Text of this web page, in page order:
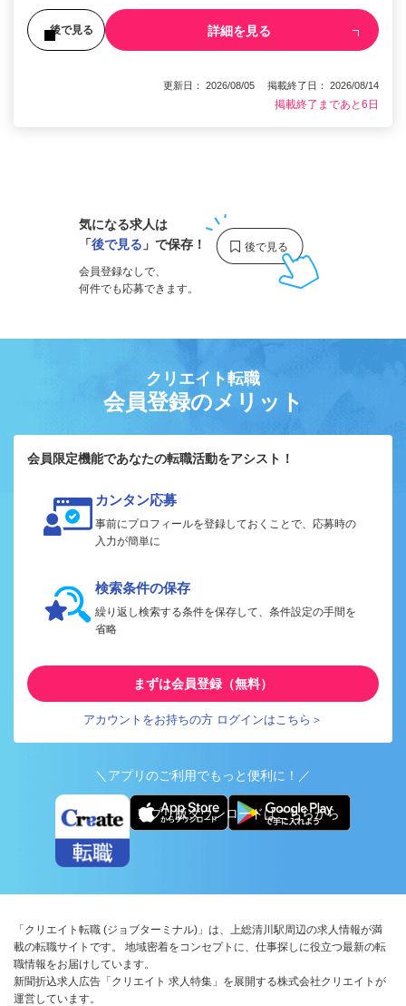
後で見る 詳細を見る
更新日： 2026/08/05 掲載終了日： 2026/08/14
掲載終了まであと6日
気になる求人は
「後で見る 」で保存！
会員登録なしで、
何件でも応募できます。
クリエイト転職
会員登録のメリット
会員限定機能であなたの転職活動をアシスト！
カンタン応募
事前にプロフィールを登録しておくことで、応募時の
入力が簡単に
検索条件の保存
繰り返し検索する条件を保存して、条件設定の手間を
省略
まずは会員登録（無料）
アカウントをお持ちの方 ログインはこちら＞
＼アプリのご利用でもっと便利に！／
アプリ版ダウンロードはこちらから
「クリエイト転職 (ジョブターミナル)」は、上総清川駅周辺の求人情報が満
載の転職サイトです。 地域密着をコンセプトに、仕事探しに役立つ最新の転
職情報をお届けしています。
新聞折込求人広告「クリエイト 求人特集」を展開する株式会社クリエイトが
運営しています。